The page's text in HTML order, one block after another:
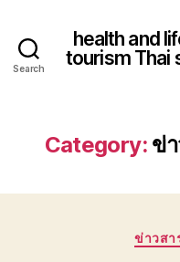
Search
health and
tourism Thai
Category: ข่
ข่าวสา